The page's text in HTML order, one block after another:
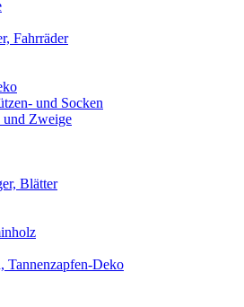
Fahrräder
und Socken
Zweige
Blätter
Tannenzapfen-Deko